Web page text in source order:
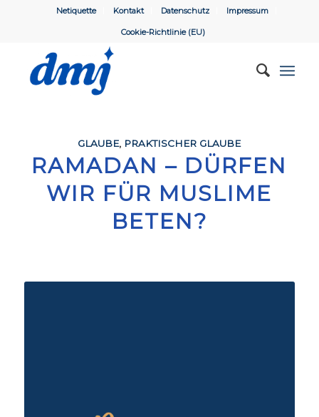
Netiquette Kontakt Datenschutz Impressum
Cookie-Richtlinie (EU)
GLAUBE, PRAKTISCHER GLAUBE
RAMADAN – DÜRFEN
WIR FÜR MUSLIME
BETEN?